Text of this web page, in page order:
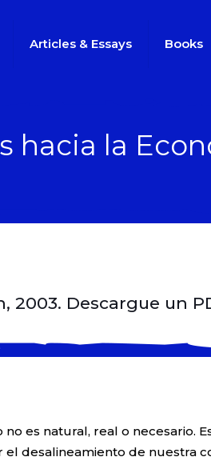
Articles & Essays Books
hacia la
2003. Descargue un
es natural, real o necesario.
desalineamiento de nuestra